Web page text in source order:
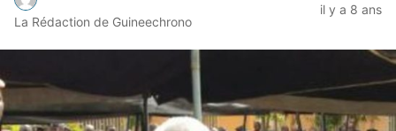
La Rédaction de Guineechrono
il y a 8 ans